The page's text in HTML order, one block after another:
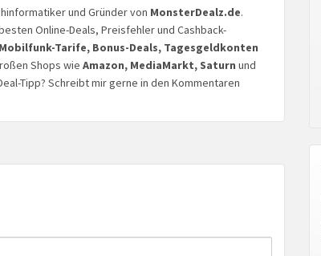
und Gründer von MonsterDealz.de.
Online-Deals, Preisfehler und Cashback-
Mobilfunk-Tarife, Bonus-Deals, Tagesgeldkonten
Shops wie Amazon, MediaMarkt, Saturn und
Tipp? Schreibt mir gerne in den Kommentaren